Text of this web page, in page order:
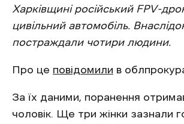
Харківщині російський FPV-
цивільний автомобіль.
постраждали чотири людини.
Про це повідомили в
За їх даними, поранення
чоловік. Ще три жінки зазнали